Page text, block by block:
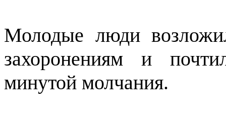
Молодые люди
захоронениям и
минутой молчания.